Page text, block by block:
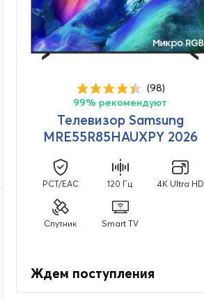
(98)
99% рекомендуют
Телевизор Samsung
MRE55R85HAUXPY 2026
PCT/EAC 120 Гц 4K Ultra HD
Спутник Smart TV
Ждем поступления